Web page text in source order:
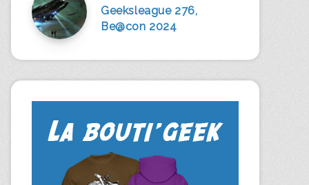
Geeksleague 276,
Be@con 2024